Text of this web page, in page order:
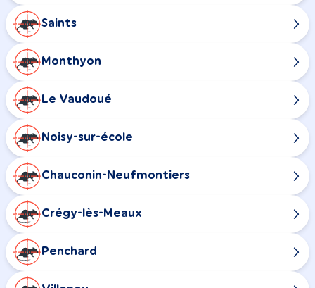
Saints
Monthyon
Le Vaudoué
Noisy-sur-école
Chauconin-Neufmontiers
Crégy-lès-Meaux
Penchard